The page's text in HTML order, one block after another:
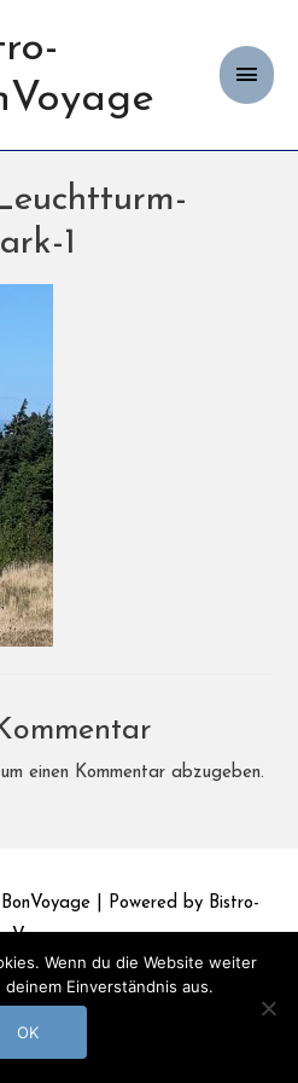
1
einen Kommentar abzugeben.
| Powered by Bistro-
Datenschutz
Wenn du die Website weiter
Einverständnis aus.
OK